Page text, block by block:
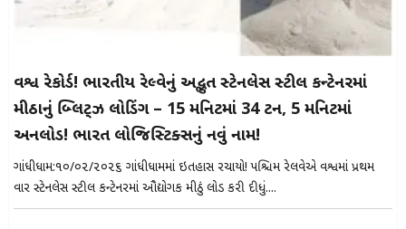
વિશ્વ રેકોર્ડ! ભારતીય રેલ્વેનું અદ્ભુત સ્ટેનલેસ સ્ટીલ કન્ટેનરમાં
મીઠાનું બ્લિટ્ઝ લોડિંગ – 15 મિનિટમાં 34 ટન, 5 મિનિટમાં
અનલોડ! ભારત લોજિસ્ટિક્સનું નવું નામ!
ગાંધીધામ:૧૦/૦૨/૨૦૨૬ ગાંધીધામમાં ઇતિહાસ રચાયો! પશ્ચિમ રેલવેએ વિશ્વમાં પ્રથમ
વાર સ્ટેનલેસ સ્ટીલ કન્ટેનરમાં ઔદ્યોગિક મીઠું લોડ કરી દીધું....